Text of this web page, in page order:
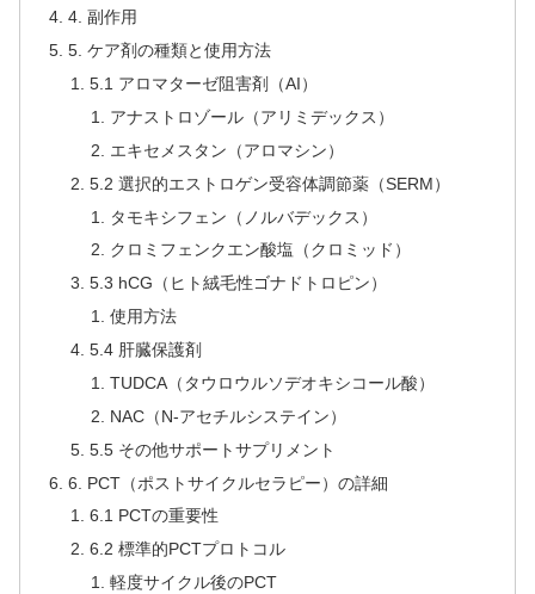
4. 副作用
5. ケア剤の種類と使用方法
5.1 アロマターゼ阻害剤（AI）
アナストロゾール（アリミデックス）
エキセメスタン（アロマシン）
5.2 選択的エストロゲン受容体調節薬（SERM）
タモキシフェン（ノルバデックス）
クロミフェンクエン酸塩（クロミッド）
5.3 hCG（ヒト絨毛性ゴナドトロピン）
使用方法
5.4 肝臓保護剤
TUDCA（タウロウルソデオキシコール酸）
NAC（N-アセチルシステイン）
5.5 その他サポートサプリメント
6. PCT（ポストサイクルセラピー）の詳細
6.1 PCTの重要性
6.2 標準的PCTプロトコル
軽度サイクル後のPCT